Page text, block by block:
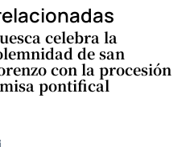
celebra la
de san
con la procesión
pontifical